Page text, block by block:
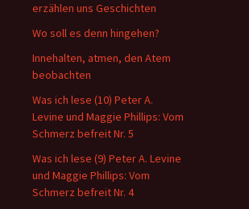
erzählen uns Geschichten
Wo soll es denn hingehen?
Innehalten, atmen, den Atem
beobachten
Was ich lese (10) Peter A.
Levine und Maggie Phillips: Vom
Schmerz befreit Nr. 5
Was ich lese (9) Peter A. Levine
und Maggie Phillips: Vom
Schmerz befreit Nr. 4